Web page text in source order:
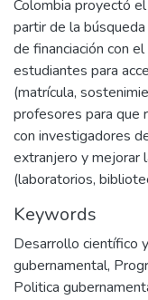
Colombia proyectó
partir de la
de financiación con
estudiantes para
(matrícula,
profesores para que
con investigadores
extranjero y mejorar
(laboratorios,
Keywords
Desarrollo científico
gubernamental,
Politica